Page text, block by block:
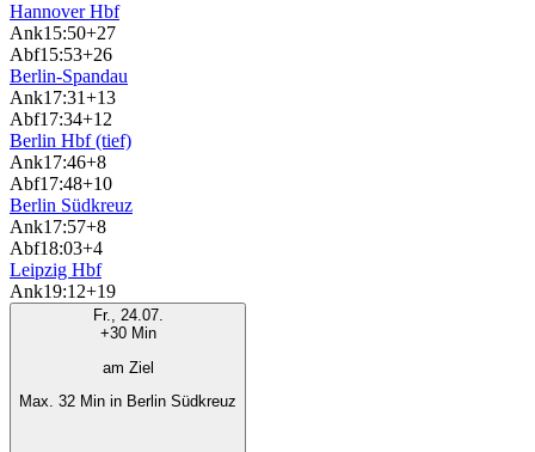
Hannover Hbf
Ank15:50+27
Abf15:53+26
Berlin-Spandau
Ank17:31+13
Abf17:34+12
Berlin Hbf (tief)
Ank17:46+8
Abf17:48+10
Berlin Südkreuz
Ank17:57+8
Abf18:03+4
Leipzig Hbf
Ank19:12+19
Fr., 24.07.
+30 Min
am Ziel
Max. 32 Min in Berlin Südkreuz